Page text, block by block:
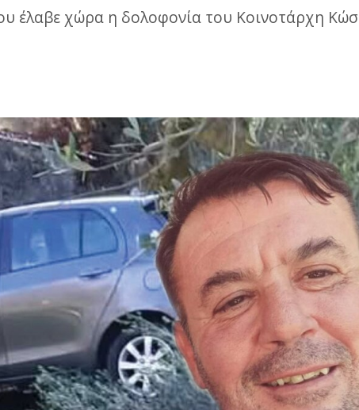
έλαβε χώρα η δολοφονία του Κοινοτάρχη